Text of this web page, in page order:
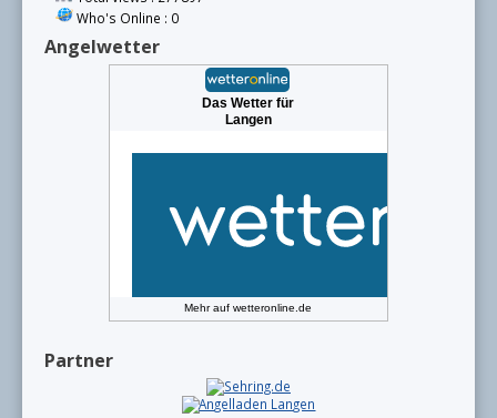
Who's Online : 0
Angelwetter
Das Wetter für
Langen
Mehr aufwetteronline.de
Partner